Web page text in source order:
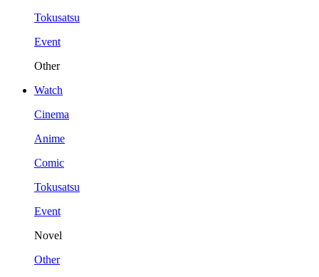
Tokusatsu
Event
Other
Watch
Cinema
Anime
Comic
Tokusatsu
Event
Novel
Other